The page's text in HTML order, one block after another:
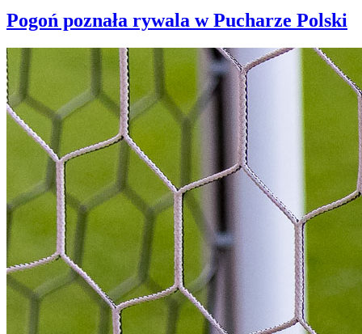
Pogoń poznała rywala w Pucharze Polski